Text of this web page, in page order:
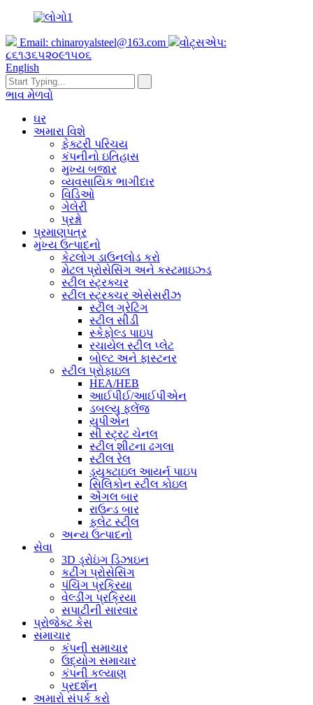
Email: chinaroyalsteel@163.com
વોટ્સએપ:
૮૬૧૩૬૫૨૦૯૧૫૦૬
English
ભાવ મેળવો
ઘર
અમારા વિશે
ફેક્ટરી પરિચય
કંપનીનો ઇતિહાસ
મુખ્ય બજાર
વ્યવસાયિક ભાગીદાર
વિડિઓ
ગેલેરી
પ્રશ્નો
પ્રમાણપત્ર
મુખ્ય ઉત્પાદનો
કેટલોગ ડાઉનલોડ કરો
મેટલ પ્રોસેસિંગ અને કસ્ટમાઇઝ્ડ
સ્ટીલ સ્ટ્રક્ચર
સ્ટીલ સ્ટ્રક્ચર એસેસરીઝ
સ્ટીલ ગ્રેટિંગ
સ્ટીલ સીડી
સ્કેફોલ્ડ પાઇપ
રચાયેલ સ્ટીલ પ્લેટ
બોલ્ટ અને ફાસ્ટનર
સ્ટીલ પ્રોફાઇલ
HEA/HEB
આઈપીઈ/આઈપીએન
ડબલ્યુ ફ્લેંજ
યુપીએન
સી સ્ટ્રટ ચેનલ
સ્ટીલ શીટના ઢગલા
સ્ટીલ રેલ
ડ્યુક્ટાઇલ આયર્ન પાઇપ
સિલિકોન સ્ટીલ કોઇલ
એંગલ બાર
રાઉન્ડ બાર
ફ્લેટ સ્ટીલ
અન્ય ઉત્પાદનો
સેવા
3D ડ્રોઇંગ ડિઝાઇન
કટીંગ પ્રોસેસિંગ
પંચિંગ પ્રક્રિયા
વેલ્ડીંગ પ્રક્રિયા
સપાટીની સારવાર
પ્રોજેક્ટ કેસ
સમાચાર
કંપની સમાચાર
ઉદ્યોગ સમાચાર
કંપની કલ્યાણ
પ્રદર્શન
અમારો સંપર્ક કરો